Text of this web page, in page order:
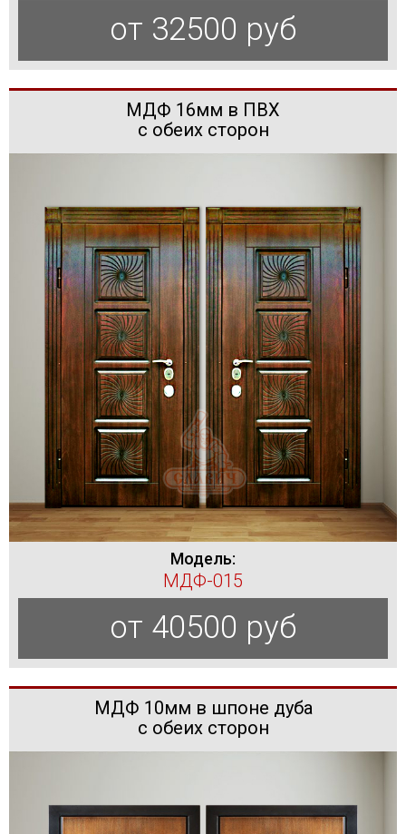
от 32500 руб
МДФ 16мм в ПВХ
с обеих сторон
Модель:
МДФ-015
от 40500 руб
МДФ 10мм в шпоне дуба
с обеих сторон